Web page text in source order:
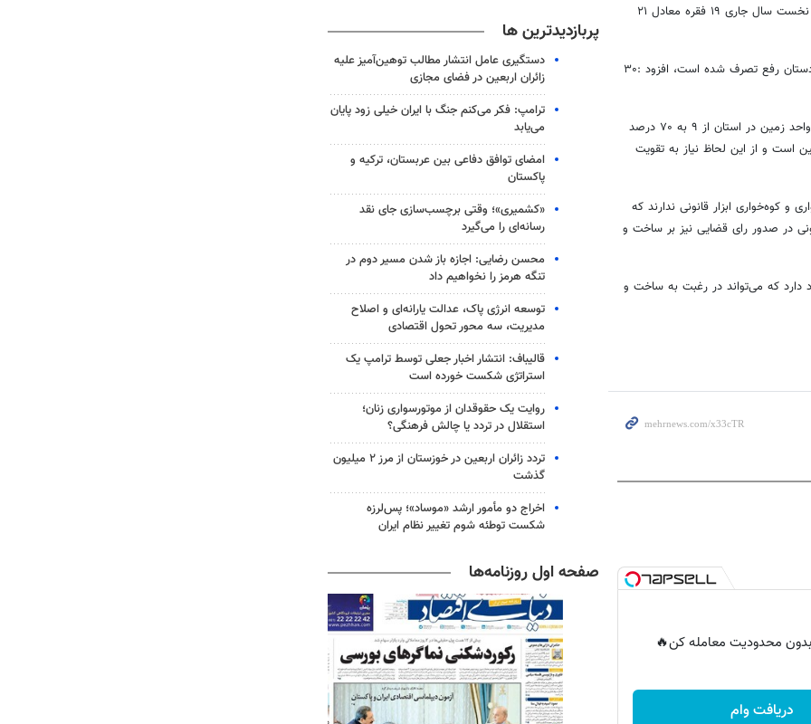
غیرقانونی کاربری اراضی و ساخت و سازهای غیرمجاز استان بیان کرد: در نیمه نخست سال جاری ۱۹ فقره معادل ۲۱
وی با بیان اینکه همچنین ۴۸ فقره به وسعت ۱۱۳ هکتار با دستور مستقیم دادستان رفع تصرف شده است، افزود :۳۰
مدیرکل منابع طبیعی و آبخیزداری خراسان جنوبی با بیان اینکه پیشرفت پنجره واحد زمین در استان از ۹ به ۷۰ درصد
و از این لحاظ نیاز به تقویت
و کوه‌خواری ابزار قانونی ندارند که
در صدور رای قضایی نیز بر ساخت و
دارد که می‌تواند در رغبت به ساخت و
بدون محدودیت معامله کن🔥
دریافت وام
پربازدیدترین ها
دستگیری عامل انتشار مطالب توهین‌آمیز علیه
زائران اربعین در فضای مجازی
ترامپ: فکر می‌کنم جنگ با ایران خیلی زود پایان
می‌یابد
امضای توافق دفاعی بین عربستان، ترکیه و
پاکستان
«کشمیری»؛ وقتی برچسب‌سازی جای نقد
رسانه‌ای را می‌گیرد
محسن رضایی: اجازه باز شدن مسیر دوم در
تنگه هرمز را نخواهیم داد
توسعه انرژی پاک، عدالت یارانه‌ای و اصلاح
مدیریت، سه محور تحول اقتصادی
قالیباف: انتشار اخبار جعلی توسط ترامپ یک
استراتژی شکست خورده است
روایت یک حقوقدان از موتورسواری زنان؛
استقلال در تردد یا چالش فرهنگی؟
تردد زائران اربعین در خوزستان از مرز ۲ میلیون
گذشت
اخراج دو مأمور ارشد «موساد»؛ پس‌لرزه
شکست توطئه شوم تغییر نظام ایران
صفحه اول روزنامه‌ها